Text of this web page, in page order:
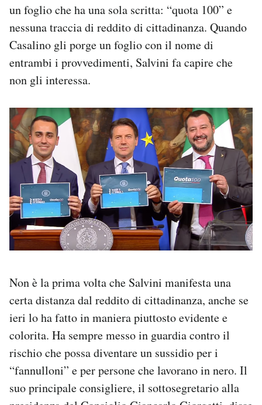
un foglio che ha una sola scritta: “quota 100” e
nessuna traccia di reddito di cittadinanza. Quando
Casalino gli porge un foglio con il nome di
entrambi i provvedimenti, Salvini fa capire che
non gli interessa.
Non è la prima volta che Salvini manifesta una
certa distanza dal reddito di cittadinanza, anche se
ieri lo ha fatto in maniera piuttosto evidente e
colorita. Ha sempre messo in guardia contro il
rischio che possa diventare un sussidio per i
“fannulloni” e per persone che lavorano in nero. Il
suo principale consigliere, il sottosegretario alla